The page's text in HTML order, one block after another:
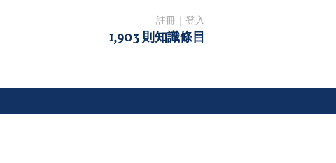
註冊 登入
1,903 則知識條目